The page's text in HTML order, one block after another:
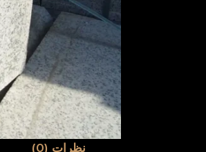
نظرات (0)